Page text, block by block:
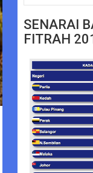
SENARAI
FITRAH